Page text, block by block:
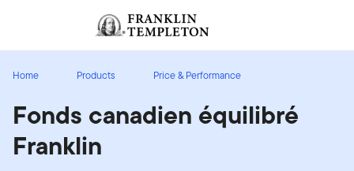
Header menu toggle
Ouverture de session
Home Products Price & Performance
Fonds canadien équilibré
Franklin